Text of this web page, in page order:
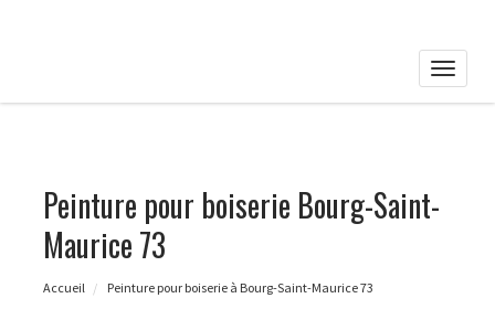
Toggle
Peinture pour boiserie Bourg-Saint-
Maurice 73
Accueil Peinture pour boiserie à Bourg-Saint-Maurice 73